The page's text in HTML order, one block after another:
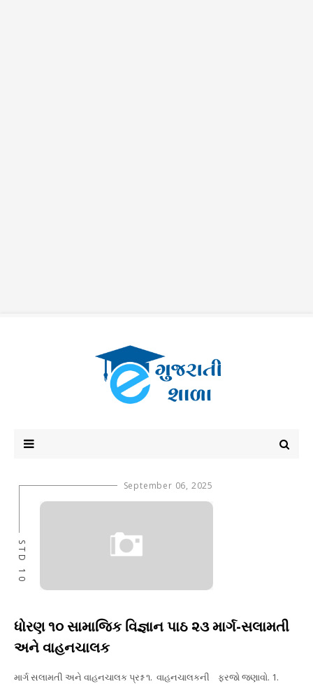
September 06, 2025
STD 10
ધોરણ ૧૦ સામાજિક વિજ્ઞાન પાઠ ૨૩ માર્ગ-સલામતી
અને વાહનચાલક
માર્ગ સલામતી અને વાહનચાલક પ્રશ્ન ૧. વાહનચાલકની ફરજો જણાવો. 1.